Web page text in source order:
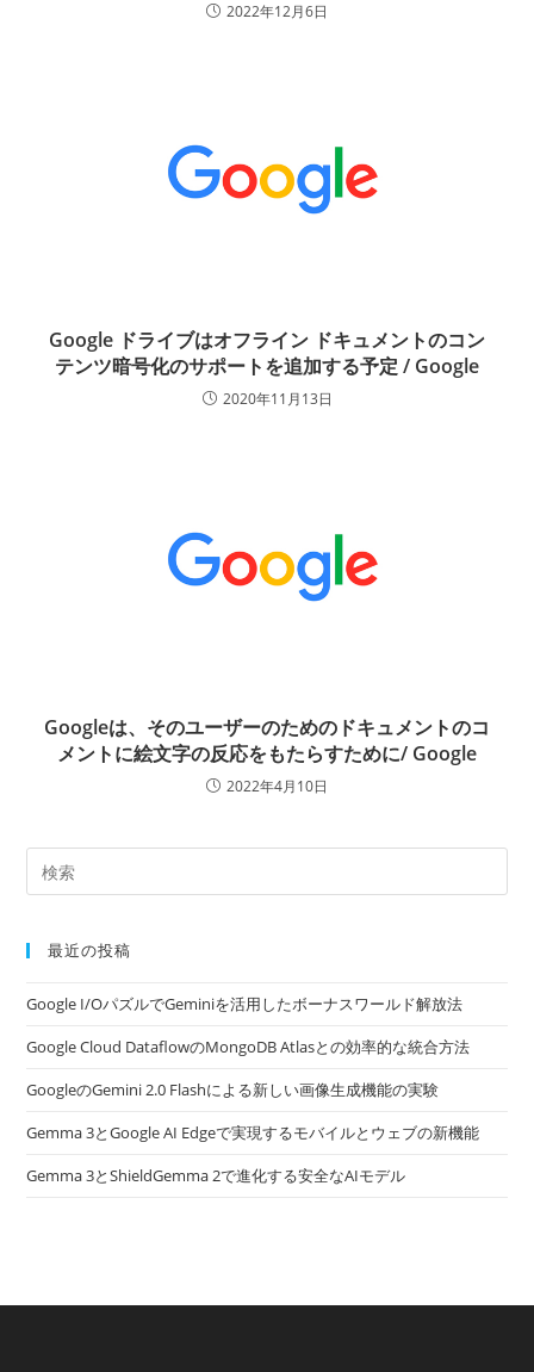
2022年12月6日
Google ドライブはオフライン ドキュメントのコン
テンツ暗号化のサポートを追加する予定 / Google
2020年11月13日
Googleは、そのユーザーのためのドキュメントのコ
メントに絵文字の反応をもたらすために/ Google
2022年4月10日
最近の投稿
Google I/OパズルでGeminiを活用したボーナスワールド解放法
Google Cloud DataflowのMongoDB Atlasとの効率的な統合方法
GoogleのGemini 2.0 Flashによる新しい画像生成機能の実験
Gemma 3とGoogle AI Edgeで実現するモバイルとウェブの新機能
Gemma 3とShieldGemma 2で進化する安全なAIモデル